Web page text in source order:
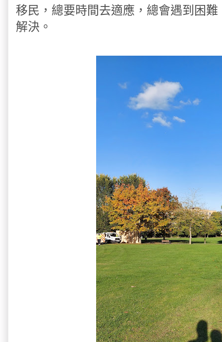
移民，總要時間去適應，總會遇到困
解決。